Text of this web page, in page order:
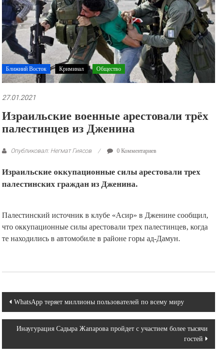
рекламные
ролики
и
презентации.
Ближний Восток Криминал Общество
27.01.2021
Израильские военные арестовали трёх
палестинцев из Дженина
Опубликовал: Негмат Гиясов 0 Комментариев
Израильские оккупационные силы арестовали трех
палестинских граждан из Дженина.
Палестинский источник в клубе «Асир» в Дженине сообщил,
что оккупационные силы арестовали трех палестинцев, когда
те находились в автомобиле в районе горы ад-Дамун.
Навигация
по
записям
WhatsApp теряет миллионы пользователей по всему миру
Инаугурация Садыра Жапарова пройдет с участием более тысячи
гостей